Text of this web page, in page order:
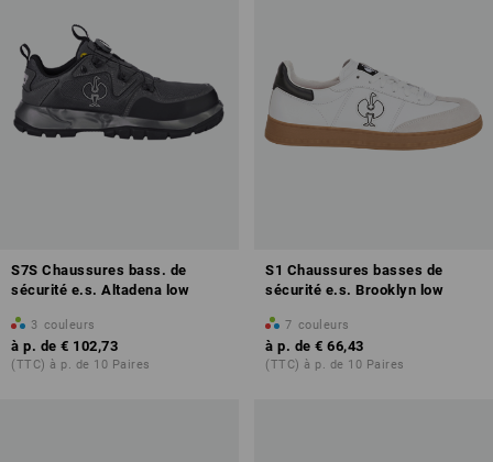
S7S Chaussures bass. de
sécurité e.s. Altadena low
3 couleurs
à p. de € 102,73
(TTC) à p. de 10 Paires
S1 Chaussures basses de
sécurité e.s. Brooklyn low
7 couleurs
à p. de € 66,43
(TTC) à p. de 10 Paires